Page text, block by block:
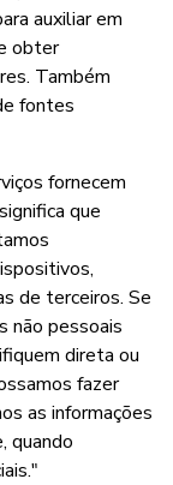
auxiliar em
obter
Também
fontes
fornecem
que
de terceiros. Se
não pessoais
direta ou
fazer
as informações
quando